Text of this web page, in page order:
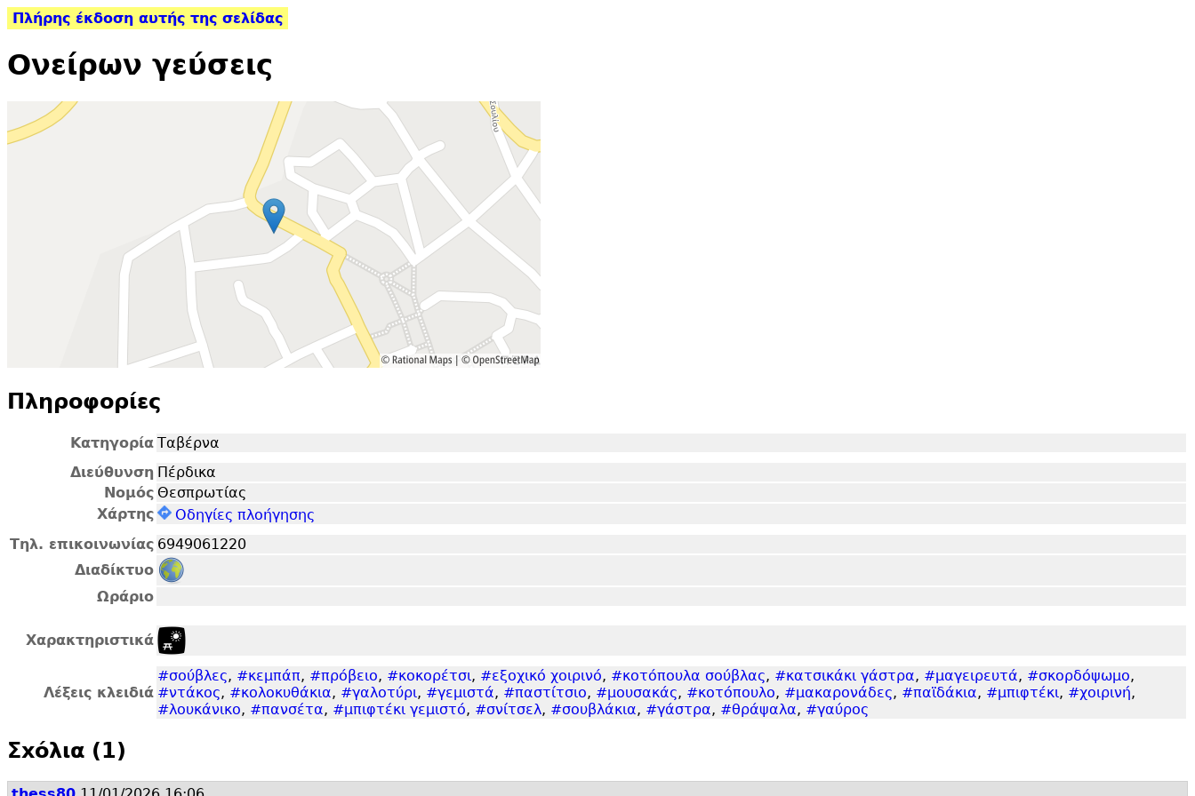
Πλήρης έκδοση αυτής της σελίδας
Ονείρων γεύσεις
Πληροφορίες
Κατηγορία Ταβέρνα
Διεύθυνση Πέρδικα
Νομός Θεσπρωτίας
Χάρτης
Οδηγίες πλοήγησης
Τηλ. επικοινωνίας 6949061220
Διαδίκτυο
Ωράριο
Χαρακτηριστικά
Λέξεις κλειδιά
#σούβλες, #κεμπάπ, #πρόβειο, #κοκορέτσι, #εξοχικό χοιρινό, #κοτόπουλα σούβλας, #κατσικάκι γάστρα, #μαγειρευτά, #σκορδόψωμο,
#ντάκος, #κολοκυθάκια, #γαλοτύρι, #γεμιστά, #παστίτσιο, #μουσακάς, #κοτόπουλο, #μακαρονάδες, #παϊδάκια, #μπιφτέκι, #χοιρινή,
#λουκάνικο, #πανσέτα, #μπιφτέκι γεμιστό, #σνίτσελ, #σουβλάκια, #γάστρα, #θράψαλα, #γαύρος
Σxόλια (1)